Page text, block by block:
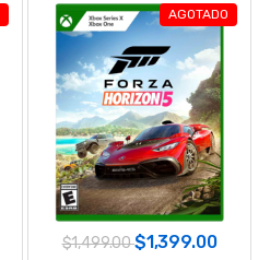
AGOTADO
$1,499.00$1,399.00